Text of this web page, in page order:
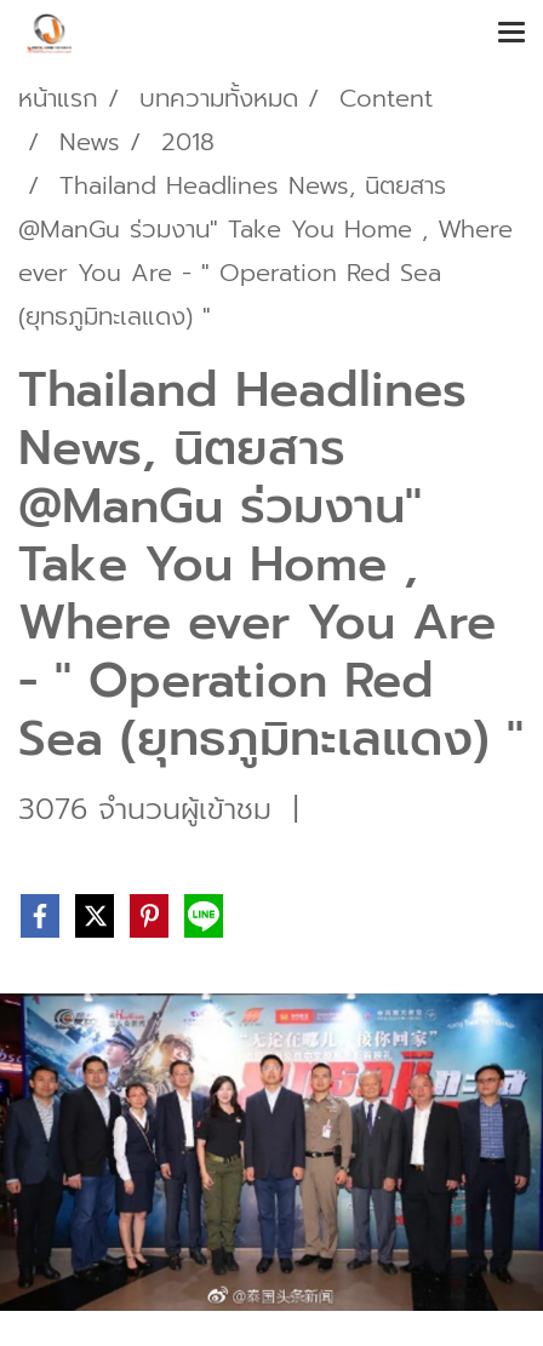
หน้าแรก บทความทั้งหมด
Content
News
2018
Thailand Headlines News, นิตยสาร
@ManGu ร่วมงาน" Take You Home , Where
ever You Are - " Operation Red Sea
(ยุทธภูมิทะเลแดง) "
Thailand Headlines
News, นิตยสาร
@ManGu ร่วมงาน"
Take You Home ,
Where ever You Are
- " Operation Red
Sea (ยุทธภูมิทะเลแดง) "
3076 จำนวนผู้เข้าชม |